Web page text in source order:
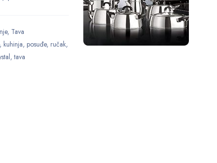
, Tava
kuhinja, posuđe, ručak,
,tava